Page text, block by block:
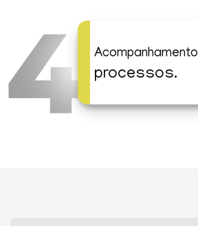
Acompanhamento
processos.